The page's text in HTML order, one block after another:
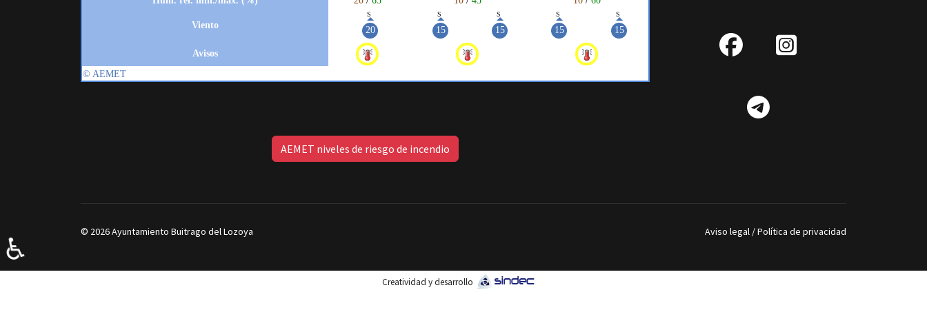
AEMET niveles de riesgo de incendio
fab
facebook
IG
Telegram
© 2026 Ayuntamiento Buitrago del Lozoya Aviso legal /Política de privacidad
Creatividad y desarrollo